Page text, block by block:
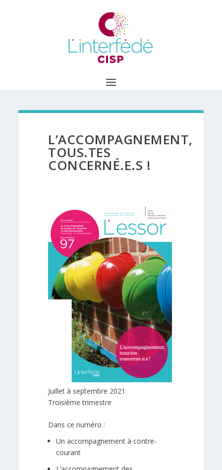
L’ACCOMPAGNEMENT,
TOUS.TES
CONCERNÉ.E.S !
Juillet à septembre 2021
Troisième trimestre
Dans ce numéro :
Un accompagnement à contre-
courant